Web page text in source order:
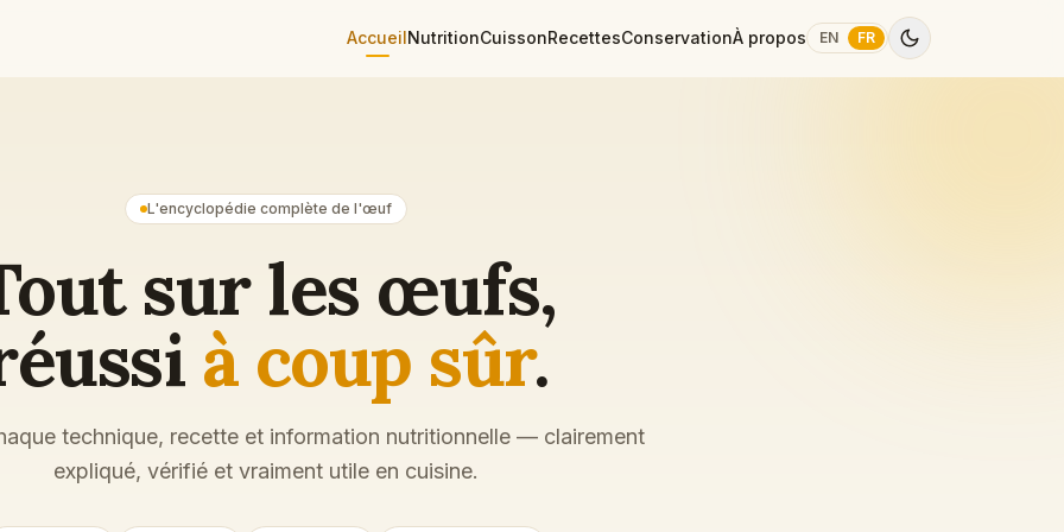
AccueilNutritionCuissonRecettesConservationÀ propos EN FR
L'encyclopédie complète de l'œuf
sur les œufs,
à coup sûr.
technique, recette et information nutritionnelle — clairement
expliqué, vérifié et vraiment utile en cuisine.